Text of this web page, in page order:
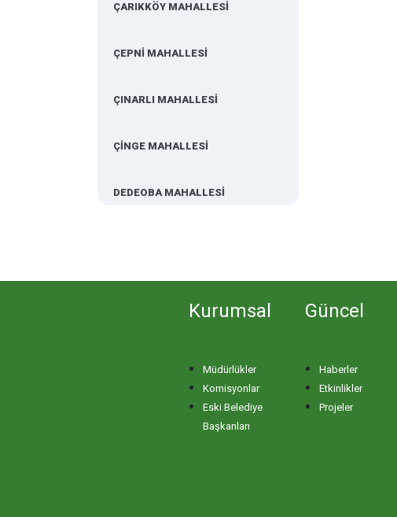
ÇARIKKÖY MAHALLESİ
ÇEPNİ MAHALLESİ
ÇINARLI MAHALLESİ
ÇİNGE MAHALLESİ
DEDEOBA MAHALLESİ
DUTLİMAN MAHALLESİ
Kurumsal
Müdürlükler
Komisyonlar
Eski Belediye
Başkanları
Güncel
Haberler
Etkinlikler
Projeler